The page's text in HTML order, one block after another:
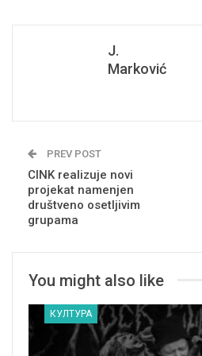
J.
Marković
PREV POST
CINK realizuje novi
projekat namenjen
društveno osetljivim
grupama
You might also like
КУЛТУРА